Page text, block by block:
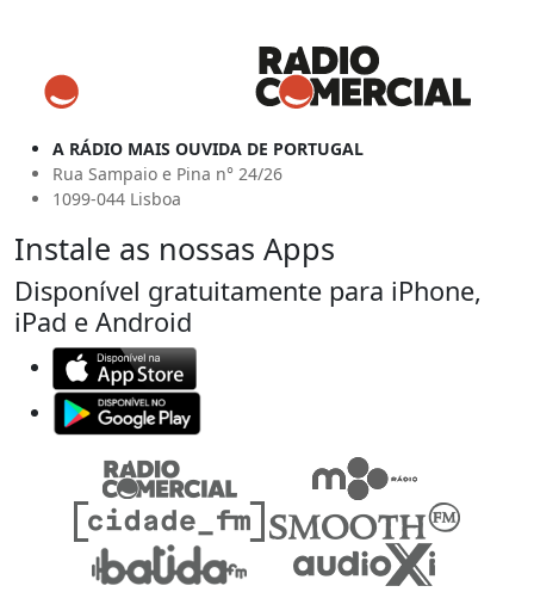
A RÁDIO MAIS OUVIDA DE PORTUGAL
Rua Sampaio e Pina n° 24/26
1099-044 Lisboa
Instale as nossas Apps
Disponível gratuitamente para iPhone,
iPad e Android